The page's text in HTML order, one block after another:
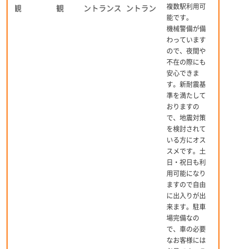
複数駅利用可
能です。
機械警備が備
わっています
ので、夜間や
不在の際にも
安心できま
す。新耐震基
準を満たして
おりますの
で、地震対策
を検討されて
いる方にオス
スメです。土
日・祝日も利
用可能になり
ますので自由
に出入りが出
来ます。駐車
場完備なの
で、車の必要
なお客様には